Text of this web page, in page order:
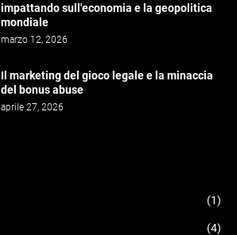
impattando sull'economia e la geopolitica
mondiale
marzo 12, 2026
Il marketing del gioco legale e la minaccia
del bonus abuse
aprile 27, 2026
(1)
(4)